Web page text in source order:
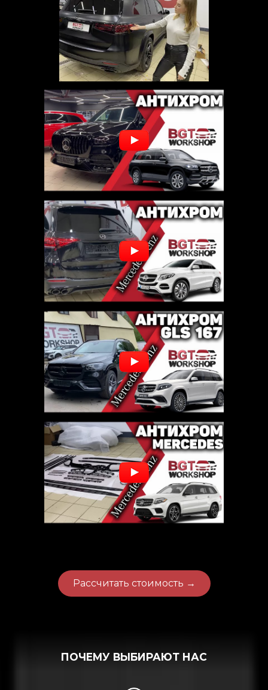
Рассчитать стоимость →
ПОЧЕМУ ВЫБИРАЮТ НАС